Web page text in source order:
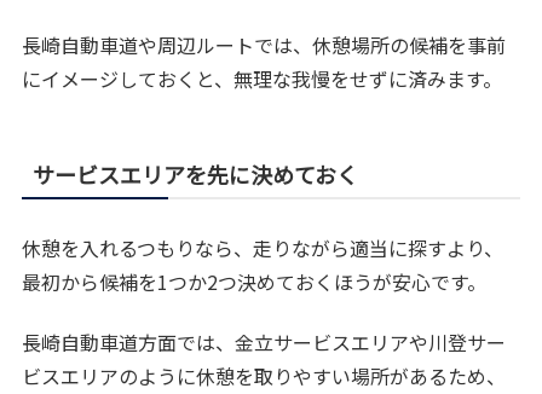
長崎自動車道や周辺ルートでは、休憩場所の候補を事前
にイメージしておくと、無理な我慢をせずに済みます。
サービスエリアを先に決めておく
休憩を入れるつもりなら、走りながら適当に探すより、
最初から候補を1つか2つ決めておくほうが安心です。
長崎自動車道方面では、金立サービスエリアや川登サー
ビスエリアのように休憩を取りやすい場所があるため、